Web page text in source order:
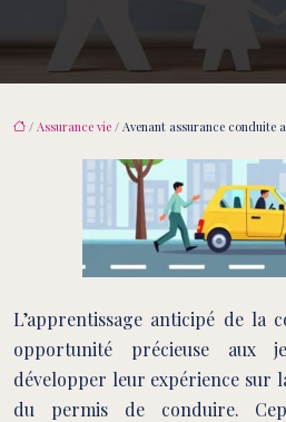
/ Assurance vie / Avenant assurance conduite
L’apprentissage anticipé de la
opportunité précieuse aux
développer leur expérience sur
du permis de conduire.